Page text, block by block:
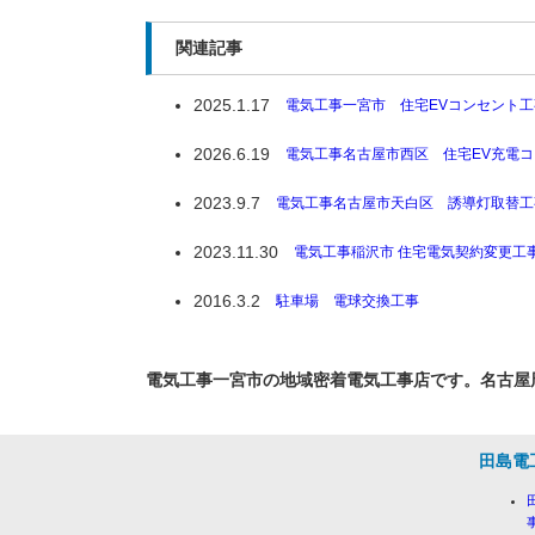
関連記事
2025.1.17 電気工事一宮市 住宅EVコンセント
2026.6.19 電気工事名古屋市西区 住宅EV充電
2023.9.7 電気工事名古屋市天白区 誘導灯取替
2023.11.30 電気工事稲沢市 住宅電気契約変更工
2016.3.2 駐車場 電球交換工事
電気工事一宮市の地域密着電気工事店です。名古
田島